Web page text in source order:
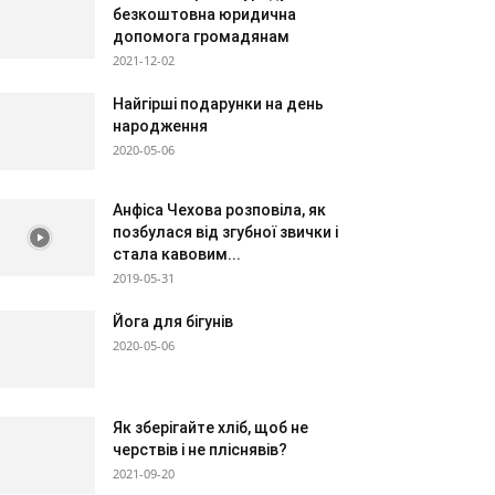
безкоштовна юридична
допомога громадянам
2021-12-02
Найгірші подарунки на день
народження
2020-05-06
Анфіса Чехова розповіла, як
позбулася від згубної звички і
стала кавовим...
2019-05-31
Йога для бігунів
2020-05-06
Як зберігайте хліб, щоб не
черствів і не пліснявів?
2021-09-20